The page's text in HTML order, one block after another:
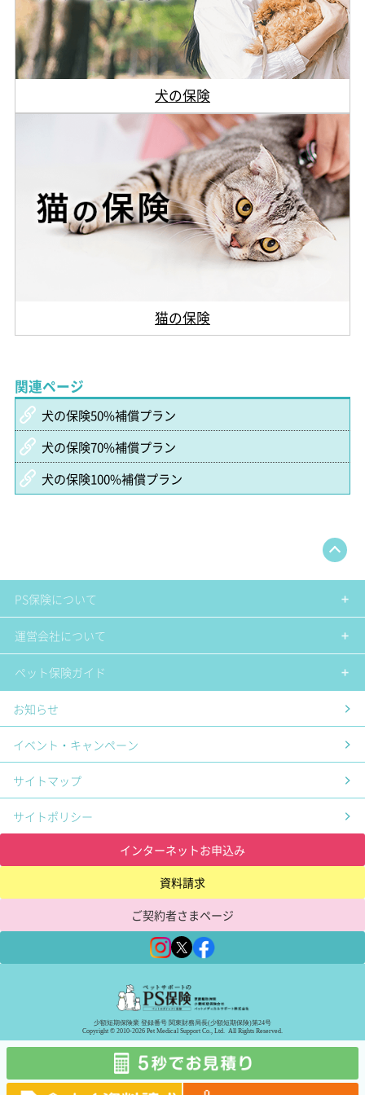
犬の保険
猫の保険
関連ページ
犬の保険50%補償プラン
犬の保険70%補償プラン
犬の保険100%補償プラン
PS保険について
運営会社について
ペット保険ガイド
お知らせ
イベント・キャンペーン
サイトマップ
サイトポリシー
インターネットお申込み
資料請求
ご契約者さまページ
少額短期保険業 登録番号 関東財務局長(少額短期保険)第24号
Copyright © 2010-2026 Pet Medical Support Co., Ltd. All Rights Reserved.